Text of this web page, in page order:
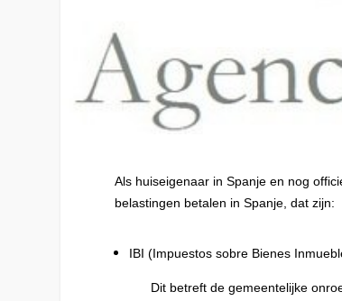
Als huiseigenaar in Spanje en nog
belastingen betalen in Spanje, dat zijn:
IBI(Impuestos sobre Bienes
Dit betreft de gemeentelijke